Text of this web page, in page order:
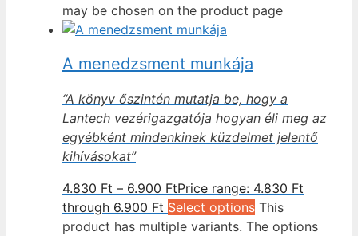
may be chosen on the product page
A menedzsment munkája
“A könyv őszintén mutatja be, hogy a
Lantech vezérigazgatója hogyan éli meg az
egyébként mindenkinek küzdelmet jelentő
kihívásokat”
4.830 Ft – 6.900 FtPrice range: 4.830 Ft
through 6.900 Ft Select options This
product has multiple variants. The options